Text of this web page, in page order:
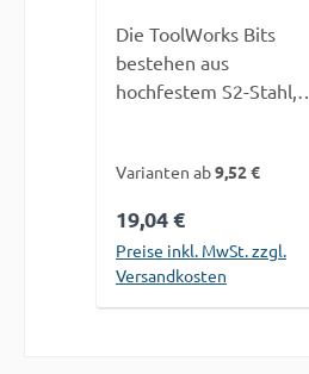
Die ToolWorks Bits
bestehen aus
hochfestem S2-Stahl,
Vanadium Stahl
Somit sind unsere Bits,
im Gegensatz zu
herkömmlichen Bits, für
Varianten ab9,52 €
Regulärer Preis:
19,04 €
Preise inkl. MwSt. zzgl.
Versandkosten